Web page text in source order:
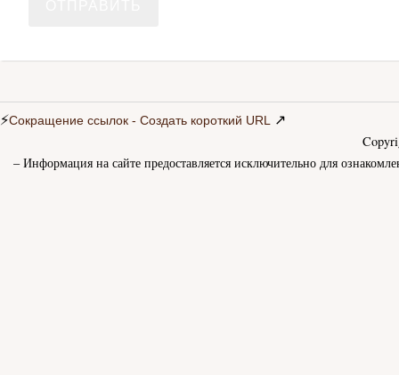
⚡Сокращение ссылок - Создать короткий URL ↗
– Информация на сайте предоставляется исключительно для